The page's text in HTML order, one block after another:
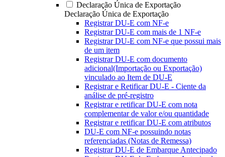
Declaração Única de Exportação
Declaração Única de Exportação
Registrar DU-E com NF-e
Registrar DU-E com mais de 1 NF-e
Registrar DU-E com NF-e que possui mais
de um item
Registrar DU-E com documento
adicional(Importação ou Exportação)
vinculado ao Item de DU-E
Registrar e Retificar DU-E - Ciente da
análise de pré-registro
Registrar e retificar DU-E com nota
complementar de valor e/ou quantidade
Registrar e retificar DU-E com atributos
DU-E com NF-e possuindo notas
referenciadas (Notas de Remessa)
Registrar DU-E de Embarque Antecipado